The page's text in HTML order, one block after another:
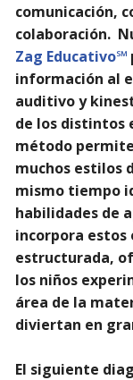
comunicación,
colaboración.
Zag Educativo℠
información al
auditivo y
de los distintos
método permite
muchos estilos
mismo tiempo
habilidades de
incorpora estos
estructurada,
los niños
área de la
diviertan en
El siguiente